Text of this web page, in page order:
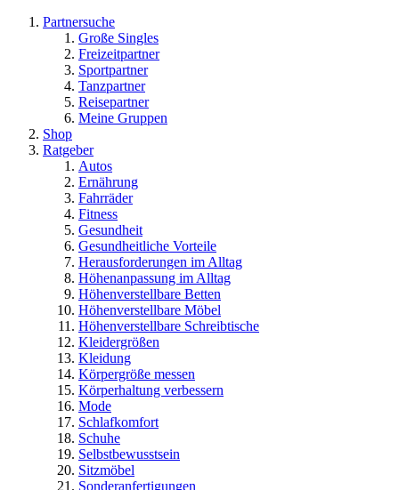
Partnersuche
Große Singles
Freizeitpartner
Sportpartner
Tanzpartner
Reisepartner
Meine Gruppen
Shop
Ratgeber
Autos
Ernährung
Fahrräder
Fitness
Gesundheit
Gesundheitliche Vorteile
Herausforderungen im Alltag
Höhenanpassung im Alltag
Höhenverstellbare Betten
Höhenverstellbare Möbel
Höhenverstellbare Schreibtische
Kleidergrößen
Kleidung
Körpergröße messen
Körperhaltung verbessern
Mode
Schlafkomfort
Schuhe
Selbstbewusstsein
Sitzmöbel
Sonderanfertigungen